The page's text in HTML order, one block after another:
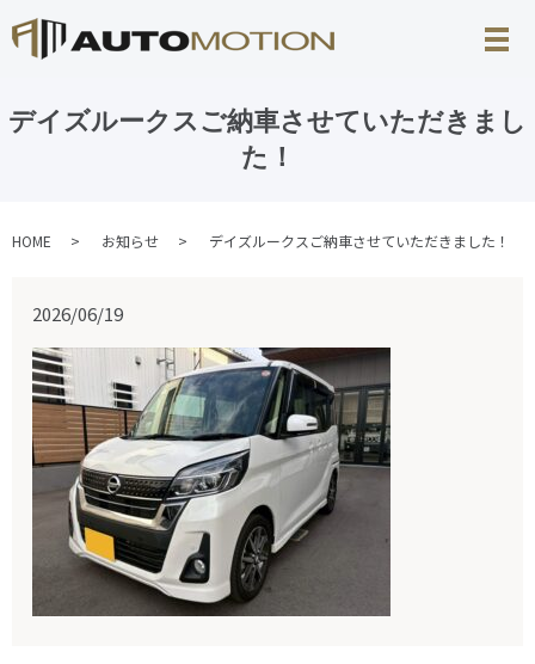
デイズルークスご納車させていただきまし
た！
HOME お知らせ デイズルークスご納車させていただきました！
2026/06/19